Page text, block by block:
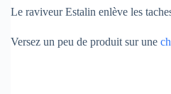
Le raviveur Estalin enlève les
Versez un peu de produit sur une